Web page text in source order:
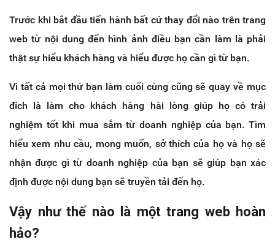
Trước khi bắt đầu tiến hành bất cứ thay đổi nào trên trang
web từ nội dung đến hình ảnh điều bạn cần làm là phải
thật sự hiểu khách hàng và hiểu được họ cần gì từ bạn.
Vì tất cả mọi thứ bạn làm cuối cùng cũng sẽ quay về mục
đích là làm cho khách hàng hài lòng giúp họ có trải
nghiệm tốt khi mua sắm từ doanh nghiệp của bạn. Tìm
hiểu xem nhu cầu, mong muốn, sở thích của họ và họ sẽ
nhận được gì từ doanh nghiệp của bạn sẽ giúp bạn xác
định được nội dung bạn sẽ truyền tải đến họ.
Vậy như thế nào là một trang web hoàn
hảo?